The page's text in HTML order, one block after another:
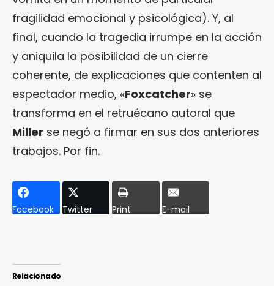
fragilidad emocional y psicológica). Y, al
final, cuando la tragedia irrumpe en la acción
y aniquila la posibilidad de un cierre
coherente, de explicaciones que contenten al
espectador medio, «Foxcatcher» se
transforma en el retruécano autoral que
Miller se negó a firmar en sus dos anteriores
trabajos. Por fin.
Facebook Twitter Print E-mail
Relacionado